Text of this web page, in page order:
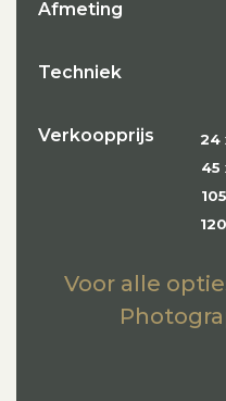
Afmeting
Techniek
Verkoopprijs
24
45
Voor alle